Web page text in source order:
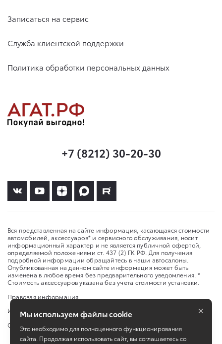
Записаться на сервис
Служба клиентской поддержки
Политика обработки персональных данных
+7 (8212) 30-20-30
Вся представленная на сайте информация, касающаяся стоимости
автомобилей, аксессуаров* и сервисного обслуживания, носит
информационный характер и не является публичной офертой,
определяемой положениями ст. 437 (2) ГК РФ. Для получения
подробной информации обращайтесь в наши автосалоны.
Опубликованная на данном сайте информация может быть
изменена в любое время без предварительного уведомления. *
Стоимость аксессуаров указана без учета стоимости установки.
Правовая информация
Изменить настройку cookies
Сбросить cookie
Мы используем файлы cookie
Это необходимо для полноценного функционирования
сайта. Продолжая использовать сайт, вы соглашаетесь со
×